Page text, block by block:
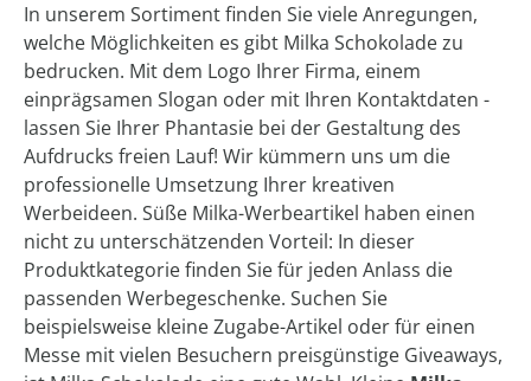
In unserem Sortiment finden Sie viele Anregungen,
welche Möglichkeiten es gibt Milka Schokolade zu
bedrucken. Mit dem Logo Ihrer Firma, einem
einprägsamen Slogan oder mit Ihren Kontaktdaten -
lassen Sie Ihrer Phantasie bei der Gestaltung des
Aufdrucks freien Lauf! Wir kümmern uns um die
professionelle Umsetzung Ihrer kreativen
Werbeideen. Süße Milka-Werbeartikel haben einen
nicht zu unterschätzenden Vorteil: In dieser
Produktkategorie finden Sie für jeden Anlass die
passenden Werbegeschenke. Suchen Sie
beispielsweise kleine Zugabe-Artikel oder für einen
Messe mit vielen Besuchern preisgünstige Giveaways,